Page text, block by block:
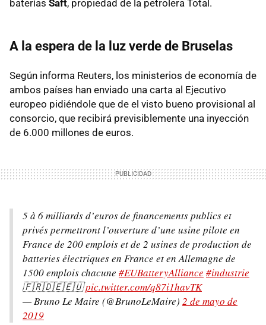
baterías Saft, propiedad de la petrolera Total.
A la espera de la luz verde de Bruselas
Según informa Reuters, los ministerios de economía de
ambos países han enviado una carta al Ejecutivo
europeo pidiéndole que de el visto bueno provisional al
consorcio, que recibirá previsiblemente una inyección
de 6.000 millones de euros.
5 à 6 milliards d’euros de financements publics et
privés permettront l’ouverture d’une usine pilote en
France de 200 emplois et de 2 usines de production de
batteries électriques en France et en Allemagne de
1500 emplois chacune #EUBatteryAlliance #industrie
🇫🇷🇩🇪🇪🇺pic.twitter.com/q87i1havTK
— Bruno Le Maire (@BrunoLeMaire) 2 de mayo de
2019